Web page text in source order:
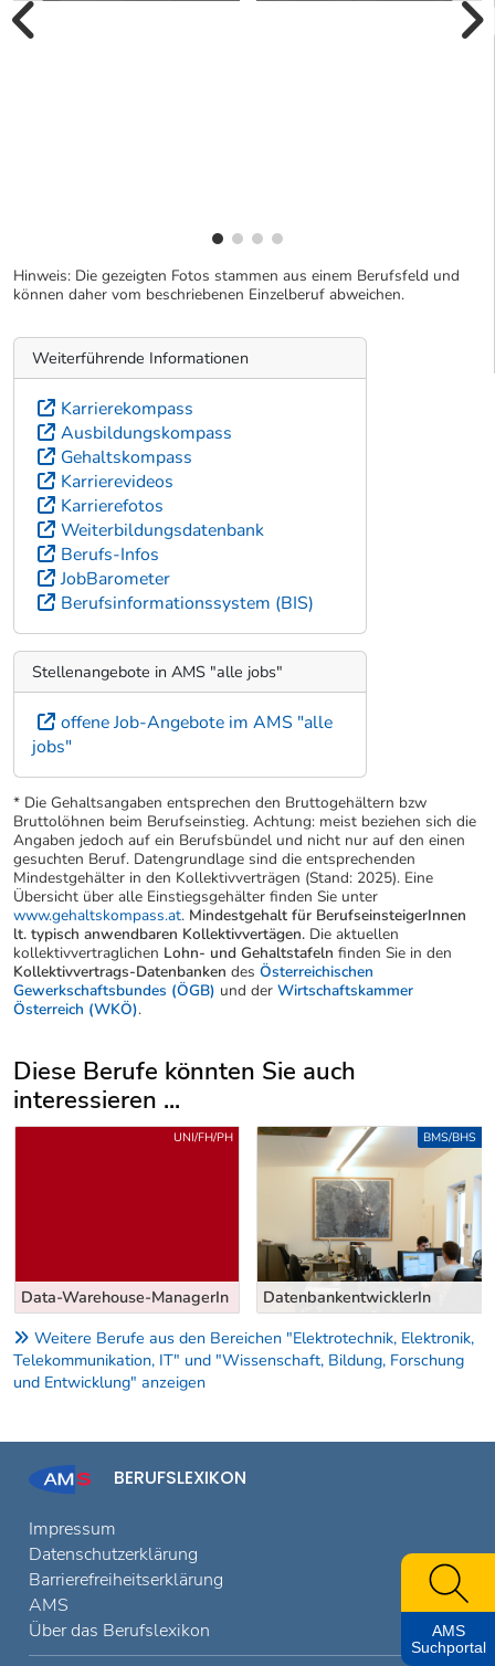
Hinweis: Die gezeigten Fotos stammen aus einem Berufsfeld und
können daher vom beschriebenen Einzelberuf abweichen.
Weiterführende Informationen
Karrierekompass
Ausbildungskompass
Gehaltskompass
Karrierevideos
Karrierefotos
Weiterbildungsdatenbank
Berufs-Infos
JobBarometer
Berufsinformationssystem (BIS)
Stellenangebote in AMS "alle jobs"
offene Job-Angebote im AMS "alle
jobs"
* Die Gehaltsangaben entsprechen den Bruttogehältern bzw
Bruttolöhnen beim Berufseinstieg. Achtung: meist beziehen sich die
Angaben jedoch auf ein Berufsbündel und nicht nur auf den einen
gesuchten Beruf. Datengrundlage sind die entsprechenden
Mindestgehälter in den Kollektivverträgen (Stand: 2025). Eine
Übersicht über alle Einstiegsgehälter finden Sie unter
www.gehaltskompass.at. Mindestgehalt für BerufseinsteigerInnen
lt. typisch anwendbaren Kollektivvertägen. Die aktuellen
kollektivvertraglichen Lohn- und Gehaltstafeln finden Sie in den
Kollektivvertrags-Datenbanken des Österreichischen
Gewerkschaftsbundes (ÖGB) und der Wirtschaftskammer
Österreich (WKÖ).
Diese Berufe könnten Sie auch
interessieren ...
Uber weitere Berufsvorschläge
Data-Warehouse-ManagerIn
UNI/FH/PH
DatenbankentwicklerIn
BMS/BHS
Weitere Berufe aus den Bereichen "Elektrotechnik, Elektronik,
Telekommunikation, IT" und "Wissenschaft, Bildung, Forschung
und Entwicklung" anzeigen
BERUFSLEXIKON
Impressum
Datenschutzerklärung
Barrierefreiheitserklärung
AMS
Über das Berufslexikon
AMS
Suchportal